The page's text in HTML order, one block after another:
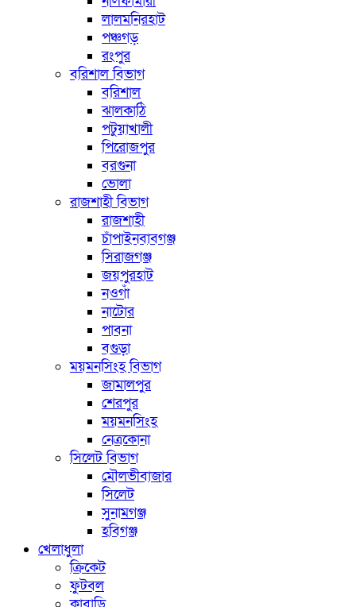
লালমনিরহাট
পঞ্চগড়
রংপুর
বরিশাল বিভাগ
বরিশাল
ঝালকাঠি
পটুয়াখালী
পিরোজপুর
বরগুনা
ভোলা
রাজশাহী বিভাগ
রাজশাহী
চাঁপাইনবাবগঞ্জ
সিরাজগঞ্জ
জয়পুরহাট
নওগাঁ
নাটোর
পাবনা
বগুড়া
ময়মনসিংহ বিভাগ
জামালপুর
শেরপুর
ময়মনসিংহ
নেত্রকোনা
সিলেট বিভাগ
মৌলভীবাজার
সিলেট
সুনামগঞ্জ
হবিগঞ্জ
খেলাধুলা
ক্রিকেট
ফুটবল